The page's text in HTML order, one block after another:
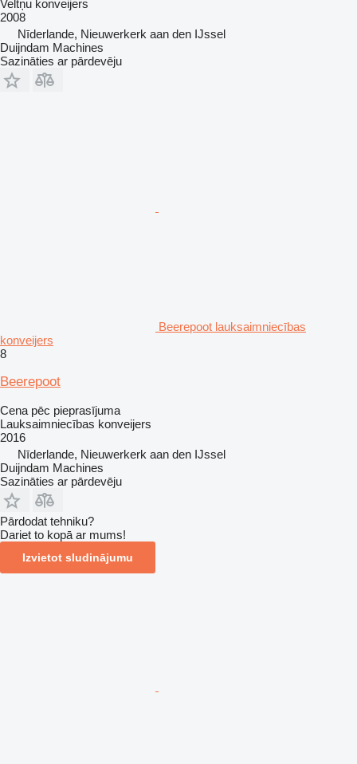
Veltņu konveijers
2008
Nīderlande, Nieuwerkerk aan den IJssel
Duijndam Machines
Sazināties ar pārdevēju
Beerepoot lauksaimniecības
konveijers
8
Beerepoot
Cena pēc pieprasījuma
Lauksaimniecības konveijers
2016
Nīderlande, Nieuwerkerk aan den IJssel
Duijndam Machines
Sazināties ar pārdevēju
Pārdodat tehniku?
Dariet to kopā ar mums!
Izvietot sludinājumu